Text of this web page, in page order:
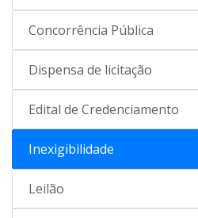
Concorrência Pública
Dispensa de licitação
Edital de Credenciamento
Inexigibilidade
Leilão